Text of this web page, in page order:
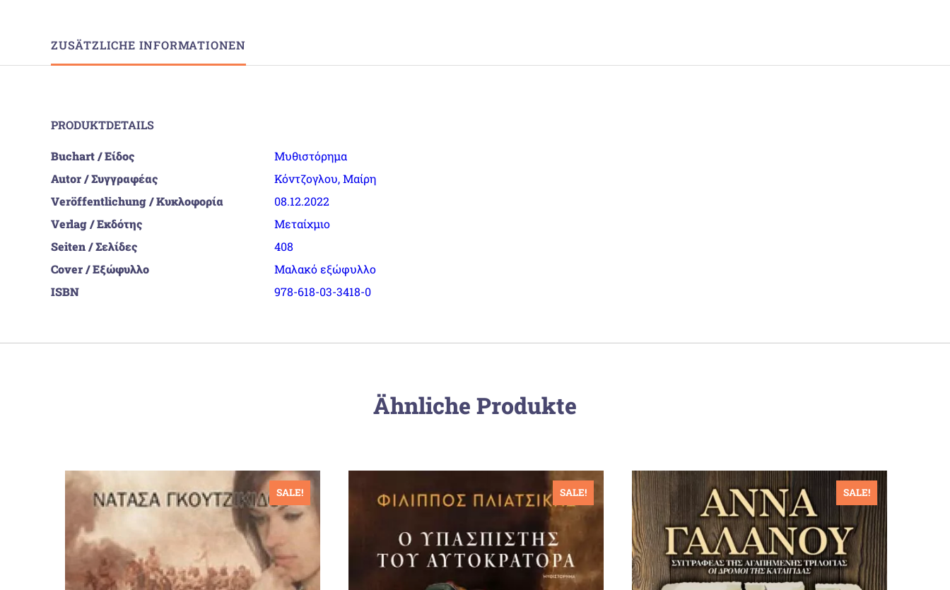
ZUSÄTZLICHE INFORMATIONEN
PRODUKTDETAILS
Buchart / Είδος
Μυθιστόρημα
Autor / Συγγραφέας
Κόντζογλου, Μαίρη
Veröffentlichung / Κυκλοφορία
08.12.2022
Verlag / Εκδότης
Μεταίχμιο
Seiten / Σελίδες
408
Cover / Εξώφυλλο
Μαλακό εξώφυλλο
ISBN
978-618-03-3418-0
Ähnliche Produkte
SALE! SALE! SALE!